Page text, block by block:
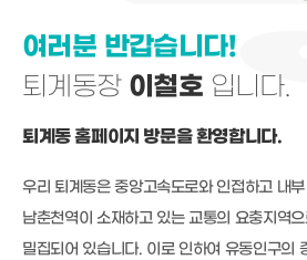
여러분 반갑습니다!
퇴계동장 이철호 입니다.
퇴계동 홈페이지 방문을 환영합니다.
우리 퇴계동은 중앙고속도로와 인접하고 내
남춘천역이 소재하고 있는 교통의 요충지역
밀집되어 있습니다. 이로 인하여 유동인구의